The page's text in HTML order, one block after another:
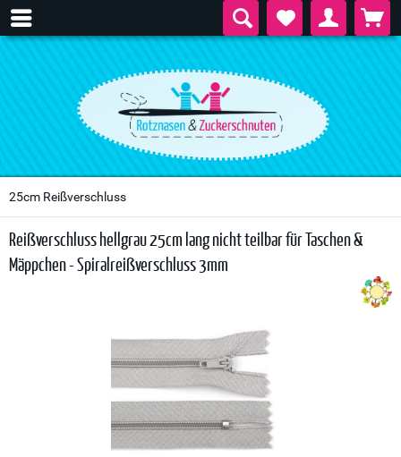
25cm Reißverschluss
Reißverschluss hellgrau 25cm lang nicht teilbar für Taschen &
Mäppchen - Spiralreißverschluss 3mm